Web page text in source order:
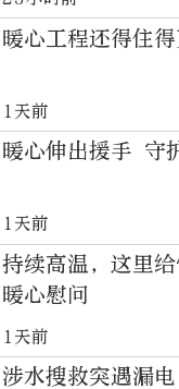
暖心工程还得住
1天前
暖心伸出援手 守
1天前
持续高温，这里
暖心慰问
1天前
涉水搜救突遇漏